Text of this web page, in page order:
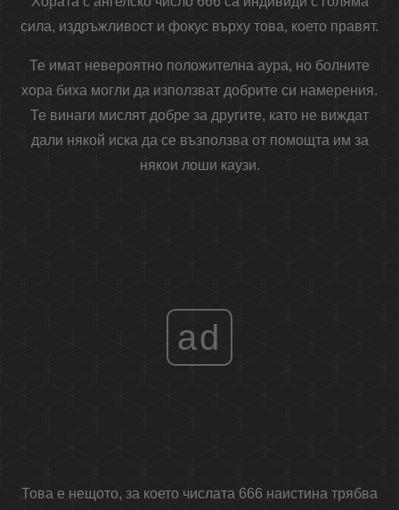
сила, издръжливост и фокус върху това, което правят.
Те имат невероятно положителна аура, но болните
хора биха могли да използват добрите си намерения.
Те винаги мислят добре за другите, като не виждат
дали някой иска да се възползва от помощта им за
някои лоши каузи.
ad
Това е нещото, за което числата 666 наистина трябва